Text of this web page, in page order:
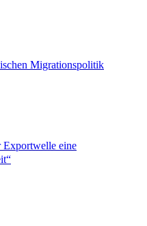
Migrationspolitik
Exportwelle eine